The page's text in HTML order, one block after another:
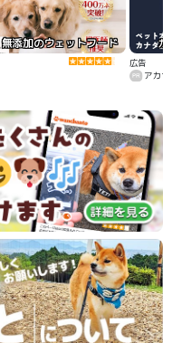
無添加のウェットフード カ
広告
アカ